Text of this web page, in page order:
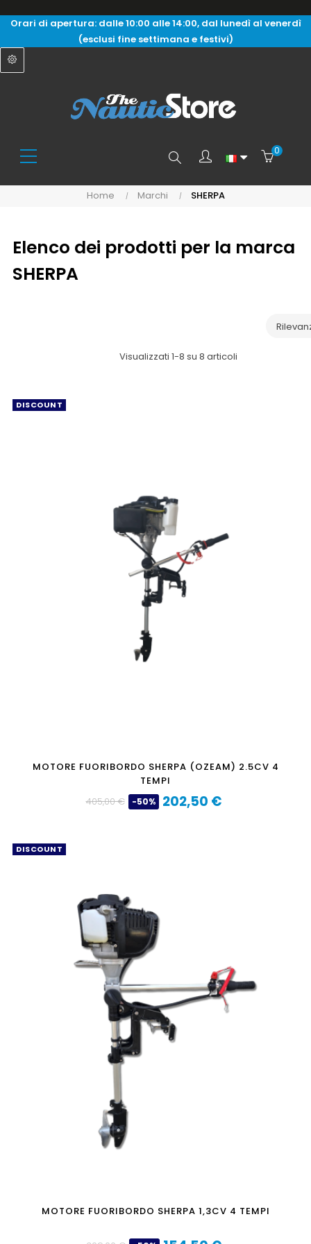
Orari di apertura: dalle 10:00 alle 14:00, dal lunedì al venerdì
(esclusi fine settimana e festivi)
Search 0
Home Marchi SHERPA
Elenco dei prodotti per la marca
SHERPA
Visualizzati 1-8 su 8 articoli
DISCOUNT
MOTORE FUORIBORDO SHERPA (OZEAM) 2.5CV 4
TEMPI
Prezzo
405,00 € -50%
Prezzo
202,50 €
DISCOUNT
MOTORE FUORIBORDO SHERPA 1,3CV 4 TEMPI